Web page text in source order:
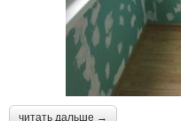
читать дальше →